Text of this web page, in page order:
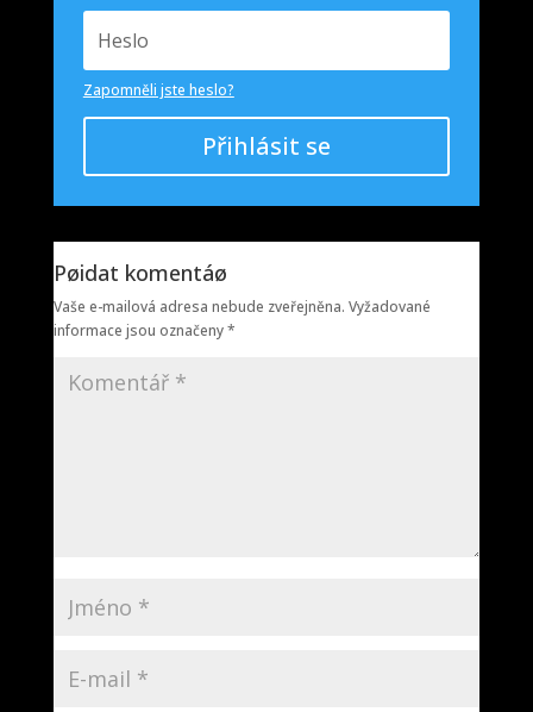
Zapomněli jste heslo?
Přihlásit se
Pøidat komentáø
Vaše e-mailová adresa nebude zveřejněna. Vyžadované
informace jsou označeny*